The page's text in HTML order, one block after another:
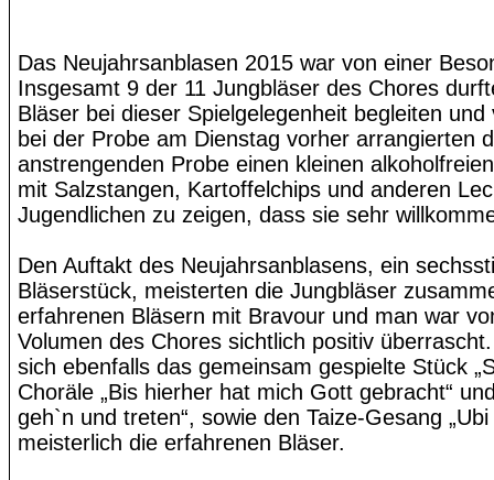
Das Neujahrsanblasen 2015 war von einer
Insgesamt 9 der 11 Jungbläser des Chores
Bläser bei dieser Spielgelegenheit begleiten und
bei der Probe am Dienstag vorher arrangierten
anstrengenden Probe einen kleinen
mit Salzstangen, Kartoffelchips und anderen
Jugendlichen zu zeigen, dass sie sehr
Den Auftakt des Neujahrsanblasens, ein
Bläserstück, meisterten die Jungbläser
erfahrenen Bläsern mit Bravour und man war
Volumen des Chores sichtlich positiv
sich ebenfalls das gemeinsam gespielte Stück „
Choräle „Bis hierher hat mich Gott gebracht“
geh`n und treten“, sowie denTaize-Gesang „Ubi
meisterlich die erfahrenen Bläser.